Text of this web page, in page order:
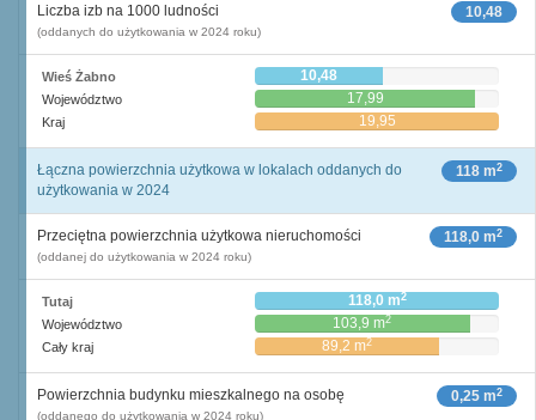
10,48
Liczba izb na 1000 ludności
(oddanych do użytkowania w 2024 roku)
Wieś Żabno 10,48
Województwo 17,99
Kraj 19,95
118 m2
Łączna powierzchnia użytkowa w lokalach oddanych do
użytkowania w 2024
118,0 m2
Przeciętna powierzchnia użytkowa nieruchomości
(oddanej do użytkowania w 2024 roku)
Tutaj 118,0 m2
Województwo 103,9 m2
Cały kraj 89,2 m2
0,25 m2
Powierzchnia budynku mieszkalnego na osobę
(oddanego do użytkowania w 2024 roku)